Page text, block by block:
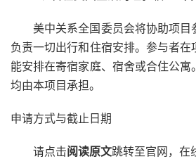
美中关系全国委员会将协助项目
负责一切出行和住宿安排。参与者
能安排在寄宿家庭、宿舍或合住公寓
均由本项目承担。
申请方式与截止日期
请点击阅读原文跳转至官网，在